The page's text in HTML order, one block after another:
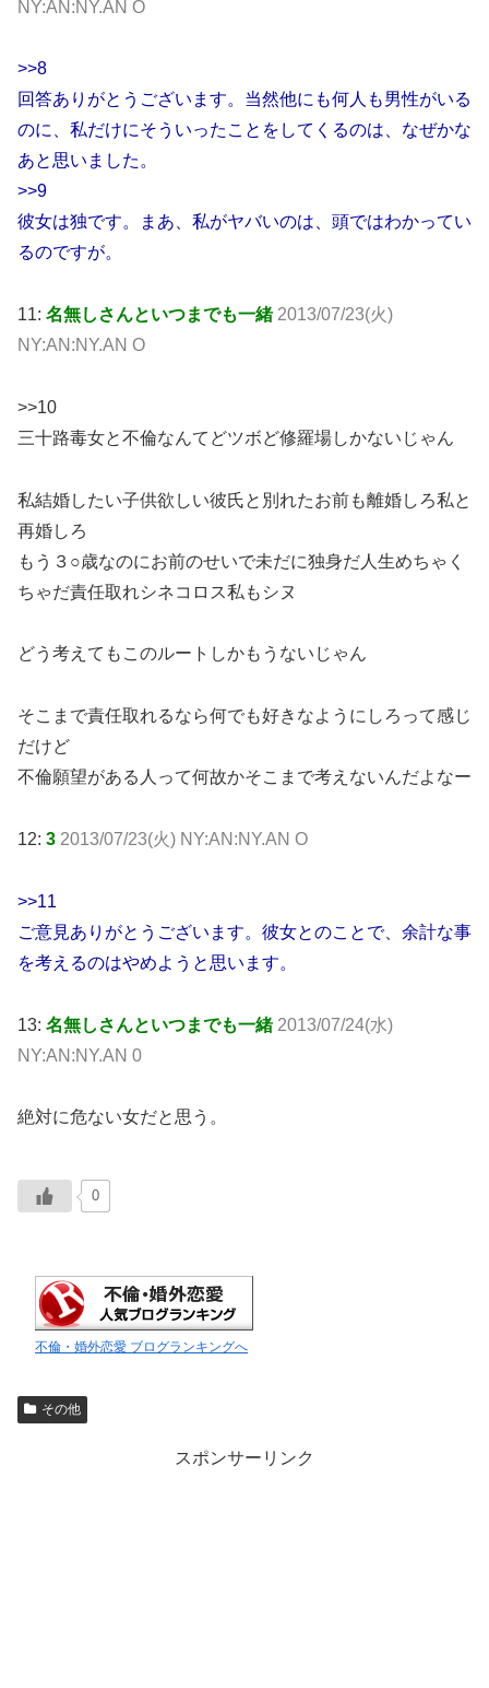
NY:AN:NY.AN O
>>8
回答ありがとうございます。当然他にも何人も男性がいる
のに、私だけにそういったことをしてくるのは、なぜかな
あと思いました。
>>9
彼女は独です。まあ、私がヤバいのは、頭ではわかってい
るのですが。
11: 名無しさんといつまでも一緒 2013/07/23(火)
NY:AN:NY.AN O
>>10
三十路毒女と不倫なんてどツボど修羅場しかないじゃん
私結婚したい子供欲しい彼氏と別れたお前も離婚しろ私と
再婚しろ
もう３○歳なのにお前のせいで未だに独身だ人生めちゃく
ちゃだ責任取れシネコロス私もシヌ
どう考えてもこのルートしかもうないじゃん
そこまで責任取れるなら何でも好きなようにしろって感じ
だけど
不倫願望がある人って何故かそこまで考えないんだよなー
12: 3 2013/07/23(火) NY:AN:NY.AN O
>>11
ご意見ありがとうございます。彼女とのことで、余計な事
を考えるのはやめようと思います。
13: 名無しさんといつまでも一緒 2013/07/24(水)
NY:AN:NY.AN 0
絶対に危ない女だと思う。
0
不倫・婚外恋愛 ブログランキングへ
その他
スポンサーリンク